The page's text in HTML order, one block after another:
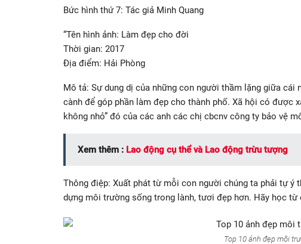
Bức hình thứ 7: Tác giả Minh Quang
“Tên hình ảnh: Làm đẹp cho đời
Thời gian: 2017
Địa điểm: Hải Phòng
Mô tả: Sự dung dị của những con người thầm lặng giữa cái
cành để góp phần làm đẹp cho thành phố. Xã hội có được
không nhỏ” đó của các anh các chị cbcnv công ty bảo vệ
Xem thêm : Lao động cụ thể và Lao động trừu tượng
Thông điệp: Xuất phát từ mỗi con người chúng ta phải tự ý
dựng môi trường sống trong lành, tươi đẹp hơn. Hãy học từ
Top 10 ảnh đẹp môi